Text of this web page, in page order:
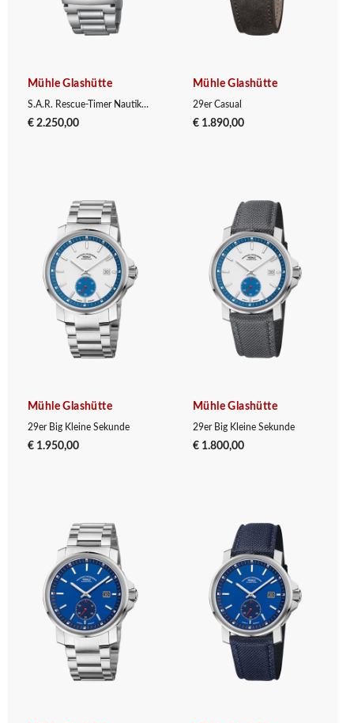
Mühle Glashütte
S.A.R. Rescue-Timer Nautikblau
€ 2.250,00
Mühle Glashütte
29er Casual
€ 1.890,00
Mühle Glashütte
29er Big Kleine Sekunde
€ 1.950,00
Mühle Glashütte
29er Big Kleine Sekunde
€ 1.800,00